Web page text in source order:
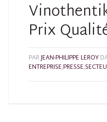
Prix
PARJEAN-PHILIPPE LEROY
ENTREPRISE,PRESSE,